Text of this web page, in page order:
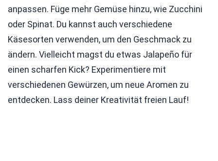
anpassen. Füge mehr Gemüse hinzu, wie Zucchini
oder Spinat. Du kannst auch verschiedene
Käsesorten verwenden, um den Geschmack zu
ändern. Vielleicht magst du etwas Jalapeño für
einen scharfen Kick? Experimentiere mit
verschiedenen Gewürzen, um neue Aromen zu
entdecken. Lass deiner Kreativität freien Lauf!